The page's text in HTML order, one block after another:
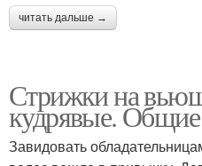
Стрижки для волнистых
читать дальше →
Стрижки на
кудрявые.
Завидовать